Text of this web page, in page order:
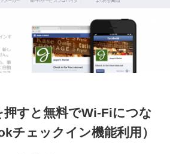
押すと無料でWi-Fiにつな
チェックイン機能利用）